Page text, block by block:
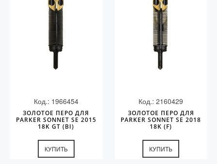
Код.: 1966454
ЗОЛОТОЕ ПЕРО ДЛЯ
PARKER SONNET SE 2015
18K GT (BI)
КУПИТЬ
Код.: 2160429
ЗОЛОТОЕ ПЕРО ДЛЯ
PARKER SONNET SE 2018
18K (F)
КУПИТЬ